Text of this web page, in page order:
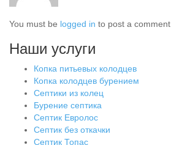
You must be logged in to post a comment.
Наши услуги
Копка питьевых колодцев
Копка колодцев бурением
Септики из колец
Бурение септика
Септик Евролос
Септик без откачки
Септик Топас